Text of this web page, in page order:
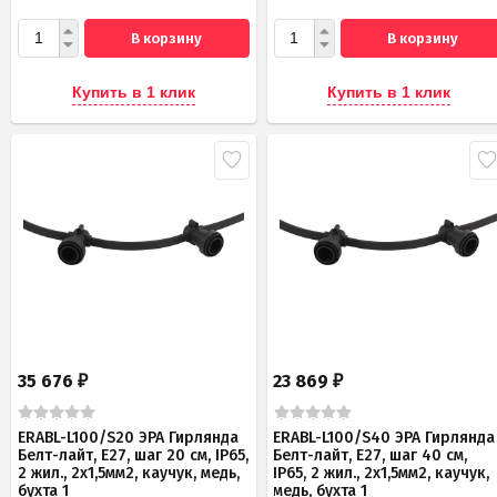
В корзину
Купить в 1 клик
В корзину
Купить в 1 клик
35 676 ₽
ERABL-L100/S20 ЭРА Гирлянда
Белт-лайт, Е27, шаг 20 см, IP65,
2 жил., 2х1,5мм2, каучук, медь,
бухта 1
23 869₽
ERABL-L100/S40 ЭРА Гирлянда
Белт-лайт, Е27, шаг 40 см,
IP65, 2 жил., 2х1,5мм2, каучук,
медь, бухта 1